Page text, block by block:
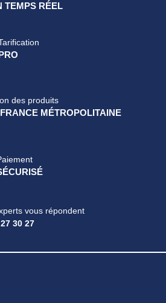
TEMPS RÉEL
des produits
MÉTROPOLITAINE
vous répondent
30 27